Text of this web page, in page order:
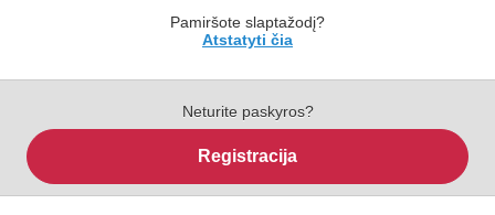
Pamiršote slaptažodį?
Atstatyti čia
Neturite paskyros?
Registracija